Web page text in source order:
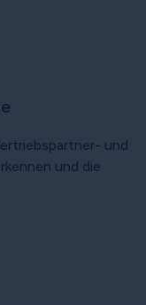
und
und die